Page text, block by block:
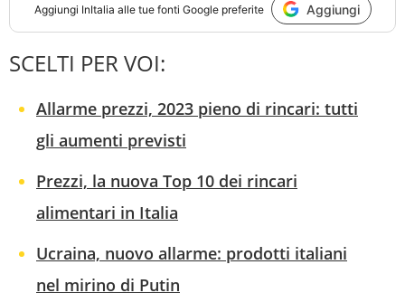
Aggiungi InItalia alle tue fonti Google preferite Aggiungi
SCELTI PER VOI:
Allarme prezzi, 2023 pieno di rincari: tutti
gli aumenti previsti
Prezzi, la nuova Top 10 dei rincari
alimentari in Italia
Ucraina, nuovo allarme: prodotti italiani
nel mirino di Putin